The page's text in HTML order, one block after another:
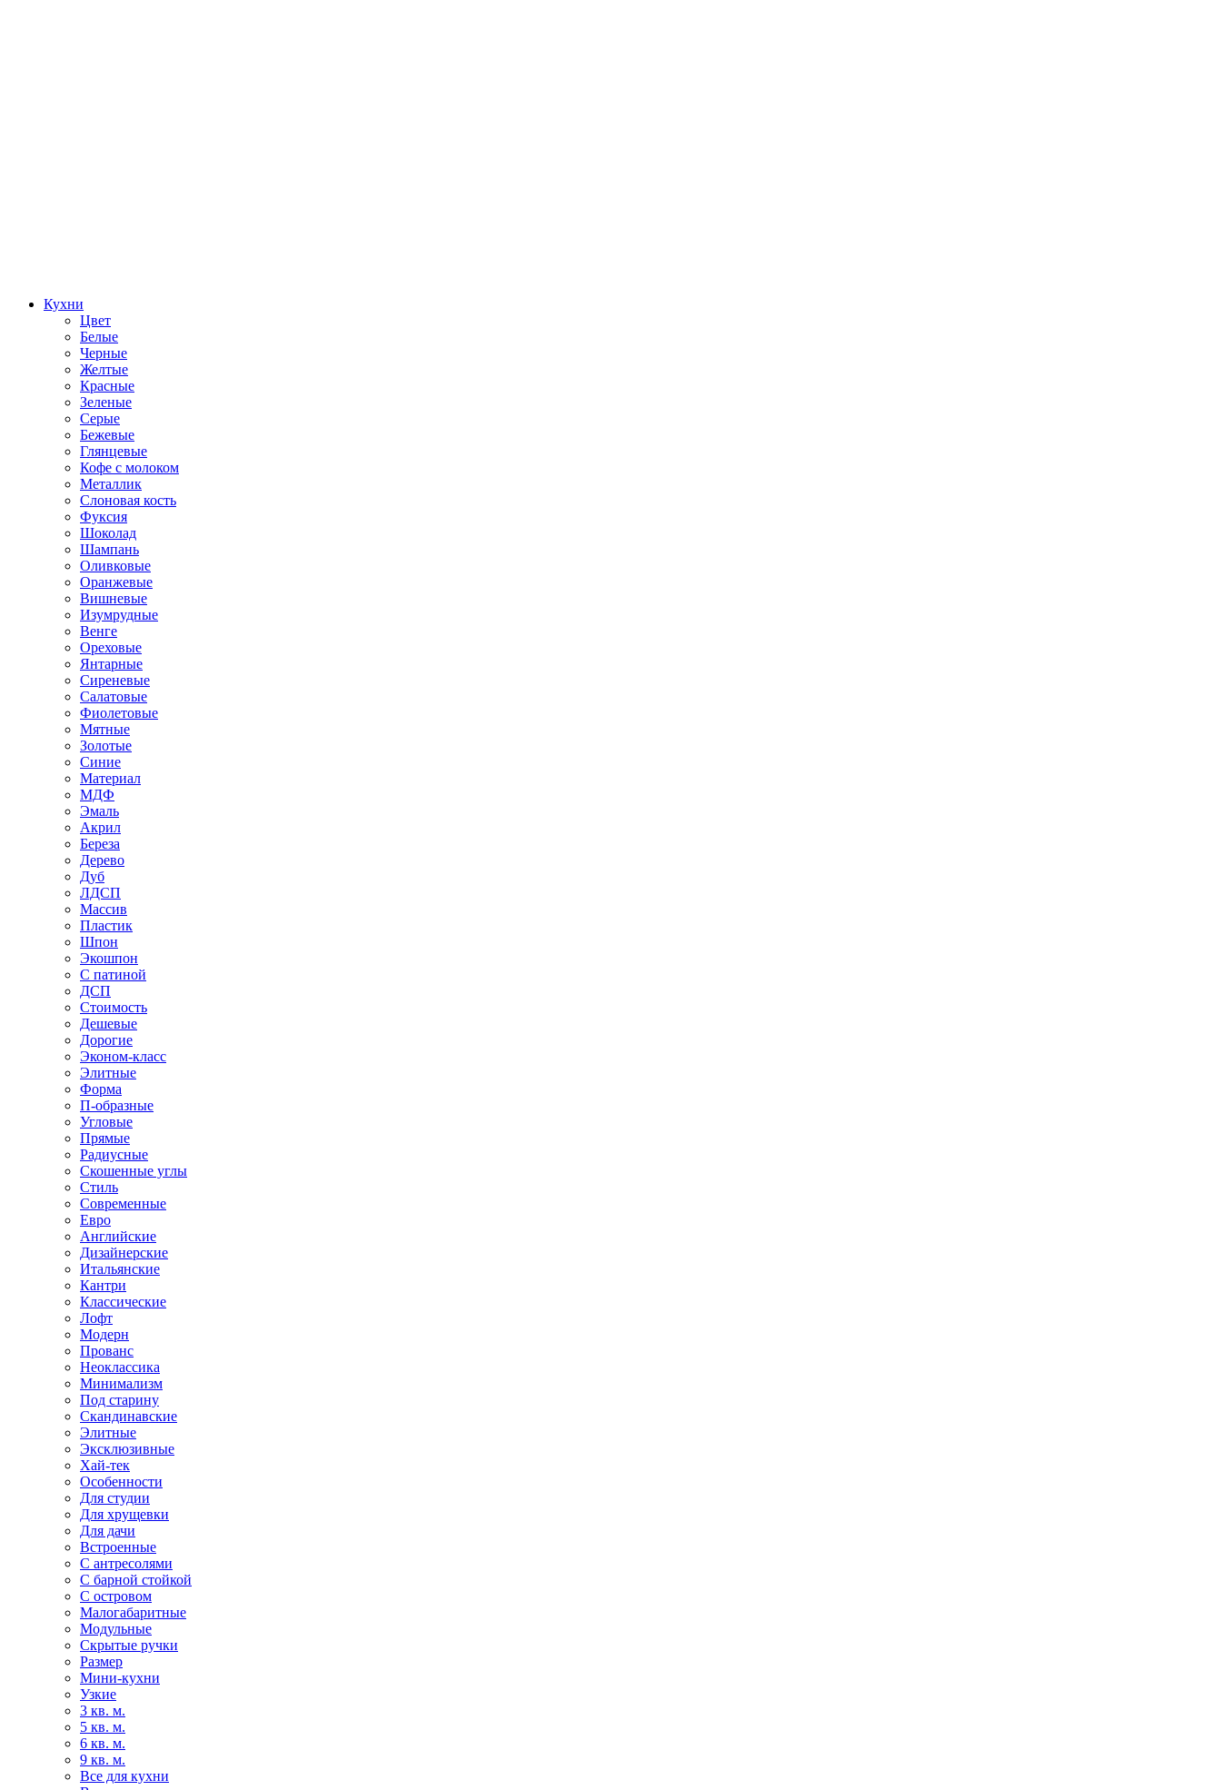
Кухни
Цвет
Белые
Черные
Желтые
Красные
Зеленые
Серые
Бежевые
Глянцевые
Кофе с молоком
Металлик
Слоновая кость
Фуксия
Шоколад
Шампань
Оливковые
Оранжевые
Вишневые
Изумрудные
Венге
Ореховые
Янтарные
Сиреневые
Салатовые
Фиолетовые
Мятные
Золотые
Синие
Материал
МДФ
Эмаль
Акрил
Береза
Дерево
Дуб
ЛДСП
Массив
Пластик
Шпон
Экошпон
С патиной
ДСП
Стоимость
Дешевые
Дорогие
Эконом-класс
Элитные
Форма
П-образные
Угловые
Прямые
Радиусные
Скошенные углы
Стиль
Современные
Евро
Английские
Дизайнерские
Итальянские
Кантри
Классические
Лофт
Модерн
Прованс
Неоклассика
Минимализм
Под старину
Скандинавские
Элитные
Эксклюзивные
Хай-тек
Особенности
Для студии
Для хрущевки
Для дачи
Встроенные
С антресолями
С барной стойкой
С островом
Малогабаритные
Модульные
Скрытые ручки
Размер
Мини-кухни
Узкие
3 кв. м.
5 кв. м.
6 кв. м.
9 кв. м.
Все для кухни